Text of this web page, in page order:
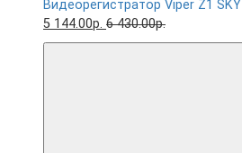
Видеорегистратор Viper Z1 SKY
5 144.00р. 6 430.00р.